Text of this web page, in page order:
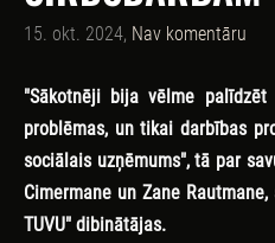
15. okt. 2024, Nav komentāru
"Sākotnēji bija vēlme
problēmas, un tikai darbības
sociālais uzņēmums", tā par
Cimermane un Zane
TUVU" dibinātājas.